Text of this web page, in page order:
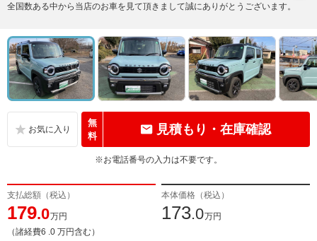
全国数ある中から当店のお車を見て頂きまして誠にありがとうございます。
無
料
見積もり・在庫確認
※お電話番号の入力は不要です。
支払総額（税込）
179.0万円
（諸経費6 .0 万円含む）
本体価格（税込）
173.0万円